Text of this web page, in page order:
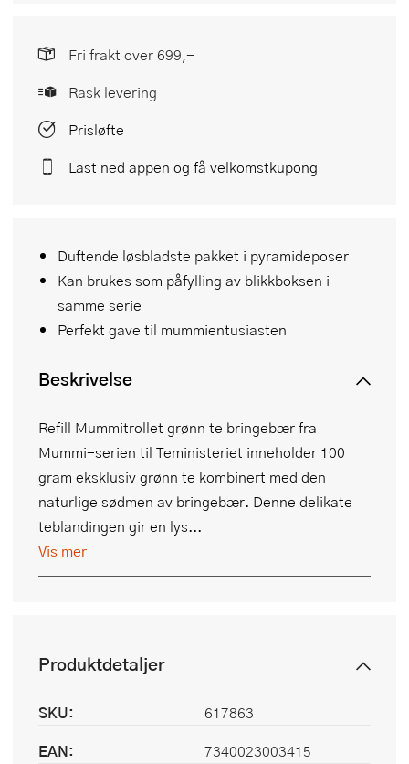
Duftende løsbladste pakket i pyramideposer
Kan brukes som påfylling av blikkboksen i
samme serie
Perfekt gave til mummientusiasten
Beskrivelse
Refill Mummitrollet grønn te bringebær fra
Mummi-serien til Teministeriet inneholder 100
gram eksklusiv grønn te kombinert med den
naturlige sødmen av bringebær. Denne delikate
teblandingen gir en lys...
Vis mer
Fri frakt over 699,-
Rask levering
Prisløfte
Last ned appen og få velkomstkupong
Produktdetaljer
SKU:
617863
EAN:
7340023003415